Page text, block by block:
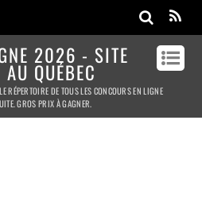
2026 - SITE
QUÉBEC
RÉPERTOIRE DE TOUS LES CONCOURS EN LIGNE
GROS PRIX À GAGNER.